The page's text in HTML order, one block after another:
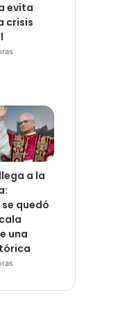
evita
crisis
a la
quedó
una